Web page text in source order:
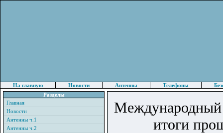
На главную Новости Антенны Телефоны
Разделы
Главная
Новости
Антенны ч.1
Антенны ч.2
Международный
итоги